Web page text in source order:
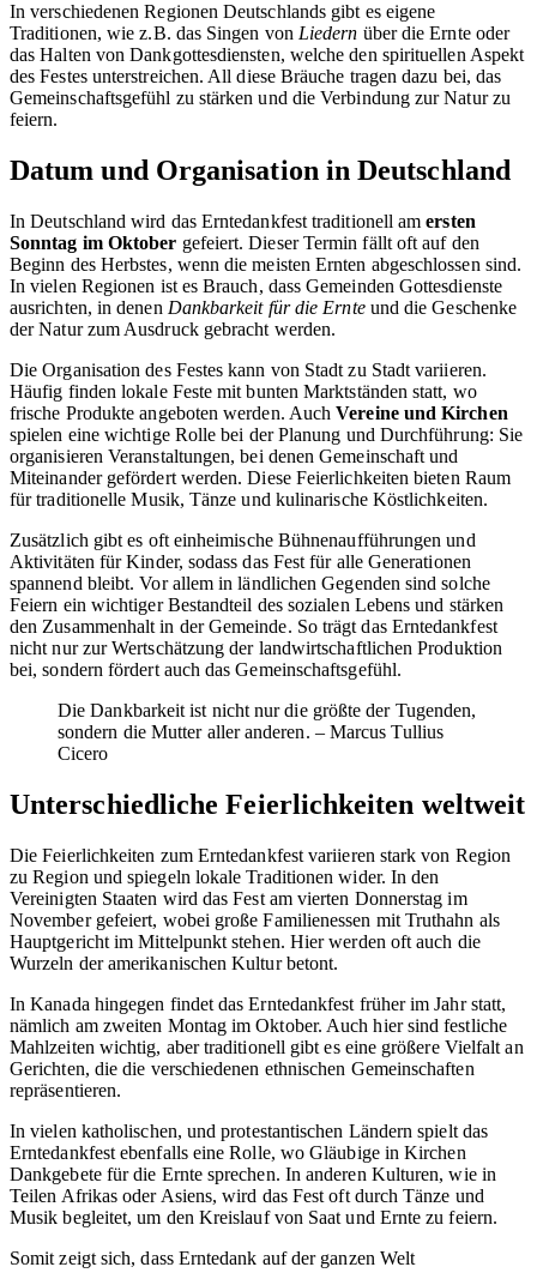
In verschiedenen Regionen Deutschlands gibt es eigene
Traditionen, wie z.B. das Singen von Liedern über die Ernte oder
das Halten von Dankgottesdiensten, welche den spirituellen Aspekt
des Festes unterstreichen. All diese Bräuche tragen dazu bei, das
Gemeinschaftsgefühl zu stärken und die Verbindung zur Natur zu
feiern.
Datum und Organisation in Deutschland
In Deutschland wird das Erntedankfest traditionell amersten
Sonntag im Oktober gefeiert. Dieser Termin fällt oft auf den
Beginn des Herbstes, wenn die meisten Ernten abgeschlossen sind.
In vielen Regionen ist es Brauch, dass Gemeinden Gottesdienste
ausrichten, in denen Dankbarkeit für die Ernteund die Geschenke
der Natur zum Ausdruck gebracht werden.
Die Organisation des Festes kann von Stadt zu Stadt variieren.
Häufig finden lokale Feste mit bunten Marktständen statt, wo
frische Produkte angeboten werden. AuchVereine und Kirchen
spielen eine wichtige Rolle bei der Planung und Durchführung: Sie
organisieren Veranstaltungen, bei denen Gemeinschaft und
Miteinander gefördert werden. Diese Feierlichkeiten bieten Raum
für traditionelle Musik, Tänze und kulinarische Köstlichkeiten.
Zusätzlich gibt es oft einheimische Bühnenaufführungen und
Aktivitäten für Kinder, sodass das Fest für alle Generationen
spannend bleibt. Vor allem in ländlichen Gegenden sind solche
Feiern ein wichtiger Bestandteil des sozialen Lebens und stärken
den Zusammenhalt in der Gemeinde. So trägt das Erntedankfest
nicht nur zur Wertschätzung der landwirtschaftlichen Produktion
bei, sondern fördert auch das Gemeinschaftsgefühl.
Die Dankbarkeit ist nicht nur die größte der Tugenden,
sondern die Mutter aller anderen. – Marcus Tullius
Cicero
Unterschiedliche Feierlichkeiten weltweit
Die Feierlichkeiten zum Erntedankfest variieren stark von Region
zu Region und spiegeln lokale Traditionen wider. In den
Vereinigten Staaten wird das Fest am vierten Donnerstag im
November gefeiert, wobei große Familienessen mit Truthahn als
Hauptgericht im Mittelpunkt stehen. Hier werden oft auch die
Wurzeln der amerikanischen Kultur betont.
In Kanada hingegen findet das Erntedankfest früher im Jahr statt,
nämlich am zweiten Montag im Oktober. Auch hier sind festliche
Mahlzeiten wichtig, aber traditionell gibt es eine größere Vielfalt an
Gerichten, die die verschiedenen ethnischen Gemeinschaften
repräsentieren.
In vielen katholischen, und protestantischen Ländern spielt das
Erntedankfest ebenfalls eine Rolle, wo Gläubige in Kirchen
Dankgebete für die Ernte sprechen. In anderen Kulturen, wie in
Teilen Afrikas oder Asiens, wird das Fest oft durch Tänze und
Musik begleitet, um den Kreislauf von Saat und Ernte zu feiern.
Somit zeigt sich, dass Erntedank auf der ganzen Welt